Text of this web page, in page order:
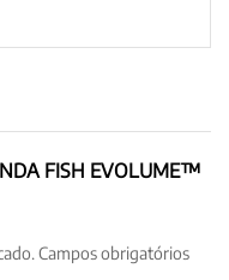
FISH EVOLUME™
Campos obrigatórios